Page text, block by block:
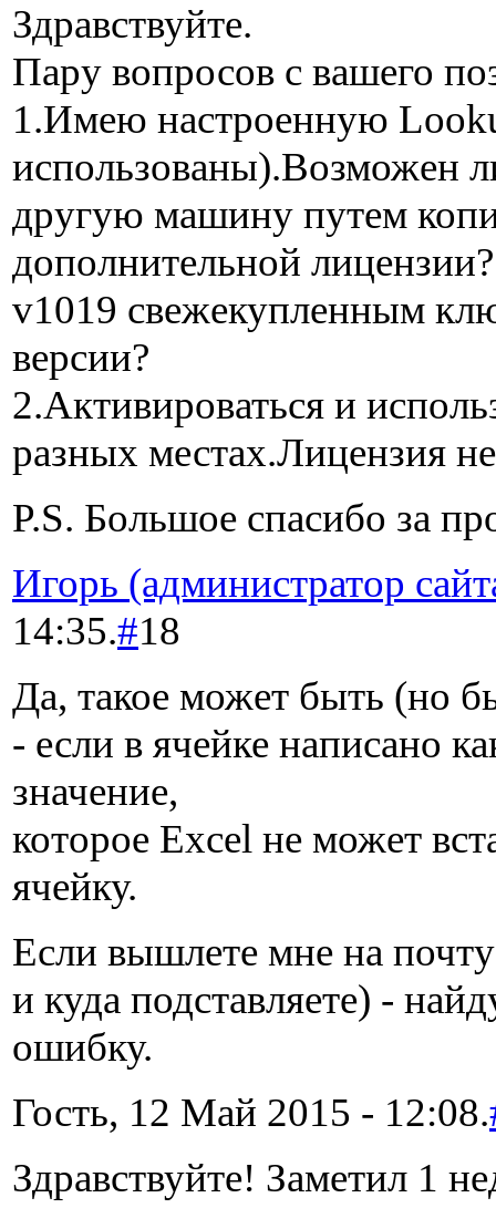
Здравствуйте.
Пару вопросов с вашего
1.Имею настроенную
использованы).Возможен
другую машину путем
дополнительной
v1019 свежекупленным
версии?
2.Активироваться и
разных местах.Лицензия
P.S. Большое спасибо за
Игорь (администратор
14:35.#18
Да, такое может быть (но
- если в ячейке написано
значение,
которое Excel не может
ячейку.
Если вышлете мне на
и куда подставляете) -
ошибку.
Гость, 12 Май 2015 - 12:08.
Здравствуйте! Заметил 1